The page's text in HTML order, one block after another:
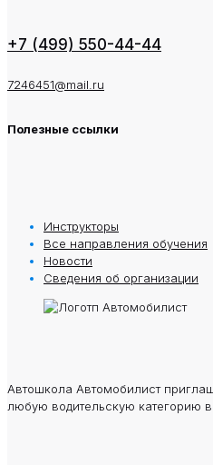
+7 (499) 550-44-44
7246451@mail.ru
Полезные ссылки
Инструкторы
Все направления обучения
Новости
Сведения oб oрганизации
Автошкола Автомобилист
любую водительскую категорию